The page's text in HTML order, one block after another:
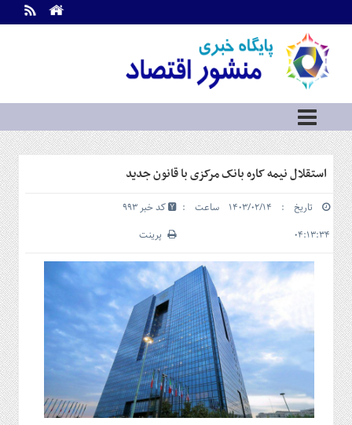
اطلاعات
تماس
ما
درباره
ما
سرویس
ها
بازار
سرمایه
و
بورس
و
شهری
گاز
و
پتروشیمی
صنعت
استقلال نیمه کاره بانک مرکزی با قانون جدید
تاریخ : ۱۴۰۳/۰۲/۱۴ ساعت :
۰۴:۱۳:۳۴
کد خبر 993
پرینت